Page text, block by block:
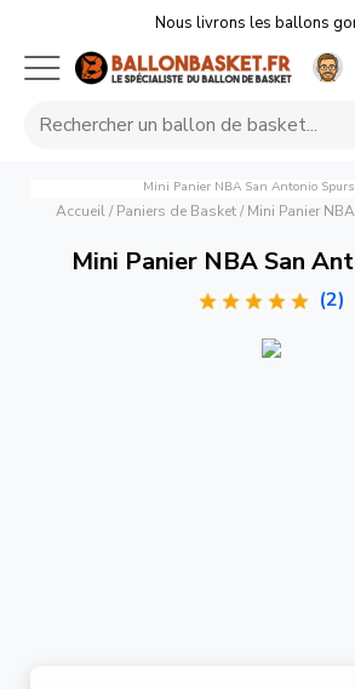
Nous livrons les ballons
Mini Panier NBA San Antonio Spurs
Accueil/ Paniers de Basket/ Mini Panier
Mini Panier NBA San
(2)